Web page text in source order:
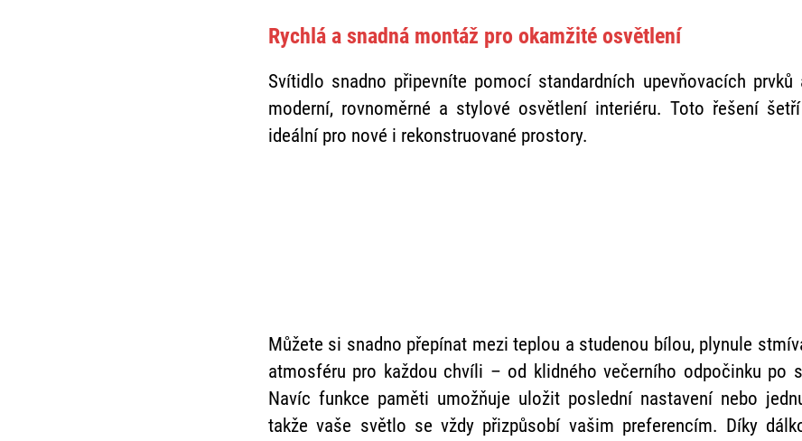
Rychlá a snadná montáž pro okamžité osvětlení
Svítidlo snadno připevníte pomocí standardních upevňovacích
moderní, rovnoměrné a stylové osvětlení interiéru. Toto řešení
ideální pro nové i rekonstruované prostory.
Můžete si snadno přepínat mezi teplou a studenou bílou, plynule
atmosféru pro každou chvíli – od klidného večerního odpočinku po
Navíc funkce paměti umožňuje uložit poslední nastavení nebo
takže vaše světlo se vždy přizpůsobí vašim preferencím. Díky